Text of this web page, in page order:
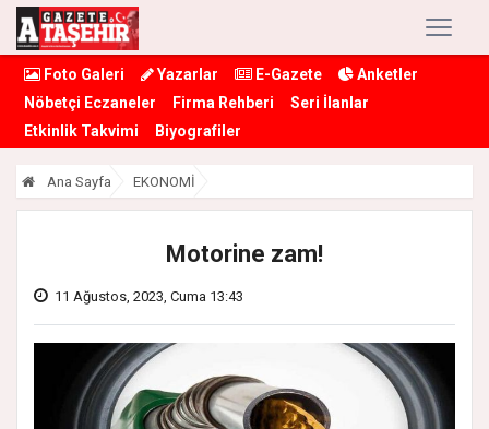
Foto Galeri Yazarlar E-Gazete
Anketler
Nöbetçi Eczaneler
Firma Rehberi
Seri İlanlar
Etkinlik Takvimi
Biyografiler
Ana Sayfa EKONOMİ
Motorine zam!
11 Ağustos, 2023, Cuma 13:43